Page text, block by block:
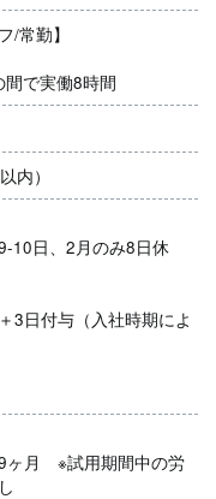
/常勤】
で実働8時間
内）
10日、2月のみ8日休
3日付与（入社時期によ
9ヶ月 ※試用期間中の労